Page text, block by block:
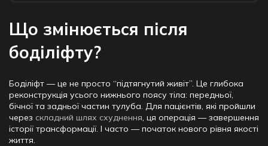
Що змінюється після
боділіфту?
Боділіфт — це не просто “підтягнутий живіт”. Це глибока
реконструкція усього нижнього поясу тіла: передньої,
бічної та задньої частин тулуба. Для пацієнтів, які пройшли
через складний шлях схуднення, ця операція — завершення
історії трансформації. І часто — початок нового рівня якості
життя.